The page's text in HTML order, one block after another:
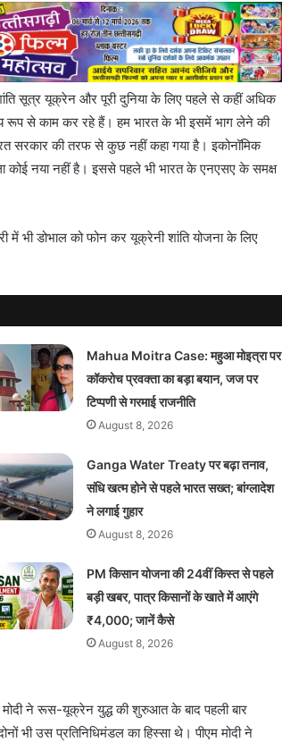
सूत्र यूक्रेन और पूरी दुनिया के लिए पहले से कहीं अधिक
रूप से काम कर रहे हैं। हम भारत के भी इसमें भाग लेने की
सरकार की तरफ से कुछ नहीं कहा गया है। इकोनॉमिक
कोई नया नहीं है। इससे पहले भी भारत के एनएसए के समक्ष
भी डोभाल को फोन कर यूक्रेनी शांति योजना के लिए
Mahua Moitra Case: महुआ मोइत्रा पर
कॉकरोच प्रवक्ता का बड़ा बयान, जज पर
टिप्पणी से गरमाई राजनीति
August 8, 2026
Ganga Water Treaty पर बढ़ा तनाव,
संधि खत्म होने से पहले भारत सख्त; बांग्लादेश
ने लगाई गुहार
August 8, 2026
PM किसान योजना की 24वीं किस्त से पहले
बड़ी खबर, पात्र किसानों के खाते में आएंगे
₹4,000; जानें कैसे
August 8, 2026
ने रूस-यूक्रेन युद्ध की शुरुआत के बाद पहली बार
भी उस प्रतिनिधिमंडल का हिस्सा थे। पीएम मोदी ने